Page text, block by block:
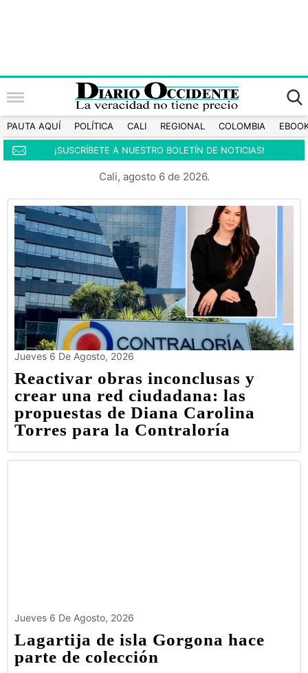
PAUTA AQUÍ POLÍTICA CALI REGIONAL COLOMBIA
¡SUSCRÍBETE A NUESTRO BOLETÍN DE NOTICIAS!
Cali, agosto 6 de 2026.
Jueves 6 De Agosto, 2026
Reactivar obras inconclusas y
crear una red ciudadana: las
propuestas de Diana Carolina
Torres para la Contraloría
Jueves 6 De Agosto, 2026
Lagartija de isla Gorgona hace
parte de colección